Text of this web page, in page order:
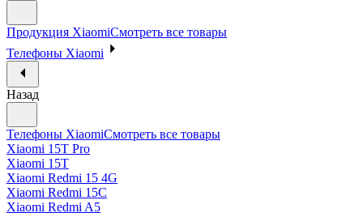
Продукция XiaomiСмотреть все товары
Телефоны Xiaomi
Назад
Телефоны XiaomiСмотреть все товары
Xiaomi 15T Pro
Xiaomi 15T
Xiaomi Redmi 15 4G
Xiaomi Redmi 15C
Xiaomi Redmi A5